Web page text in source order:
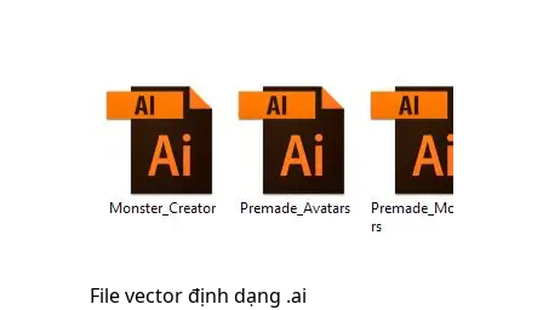
File vector định dạng .ai